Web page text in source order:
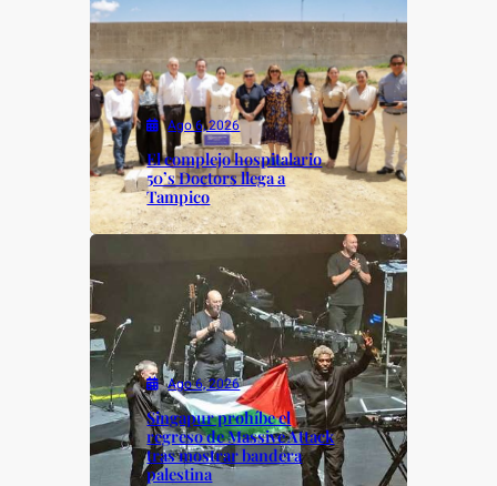
Ago 6, 2026
El complejo hospitalario
50’s Doctors llega a
Tampico
Ago 6, 2026
Singapur prohíbe el
regreso de Massive Attack
tras mostrar bandera
palestina